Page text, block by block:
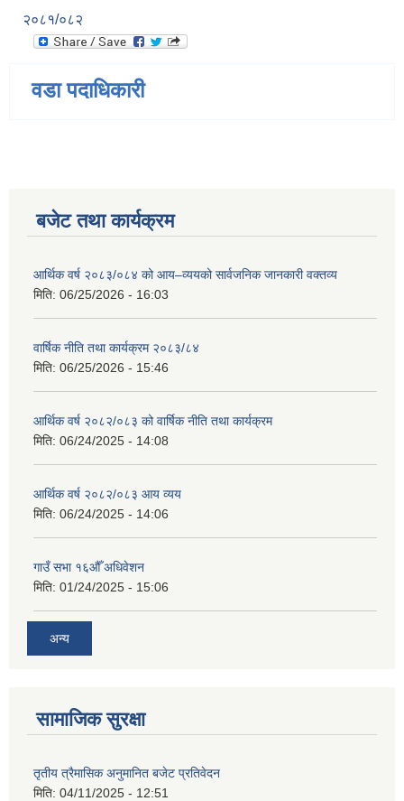
२०८१/०८२
वडा पदाधिकारी
बजेट तथा कार्यक्रम
आर्थिक वर्ष २०८३/०८४ को आय–व्ययको सार्वजनिक जानकारी वक्तव्य
मिति: 06/25/2026 - 16:03
वार्षिक नीति तथा कार्यक्रम २०८३/८४
मिति: 06/25/2026 - 15:46
आर्थिक वर्ष २०८२/०८३ को वार्षिक नीति तथा कार्यक्रम
मिति: 06/24/2025 - 14:08
आर्थिक वर्ष २०८२/०८३ आय व्यय
मिति: 06/24/2025 - 14:06
गाउँ सभा १६औँ अधिवेशन
मिति: 01/24/2025 - 15:06
अन्य
सामाजिक सुरक्षा
तृतीय त्रैमासिक अनुमानित बजेट प्रतिवेदन
मिति: 04/11/2025 - 12:51